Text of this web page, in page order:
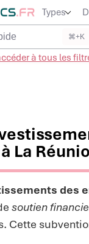
Types
⌘+K
à tous les
La
des
soutien
Cette